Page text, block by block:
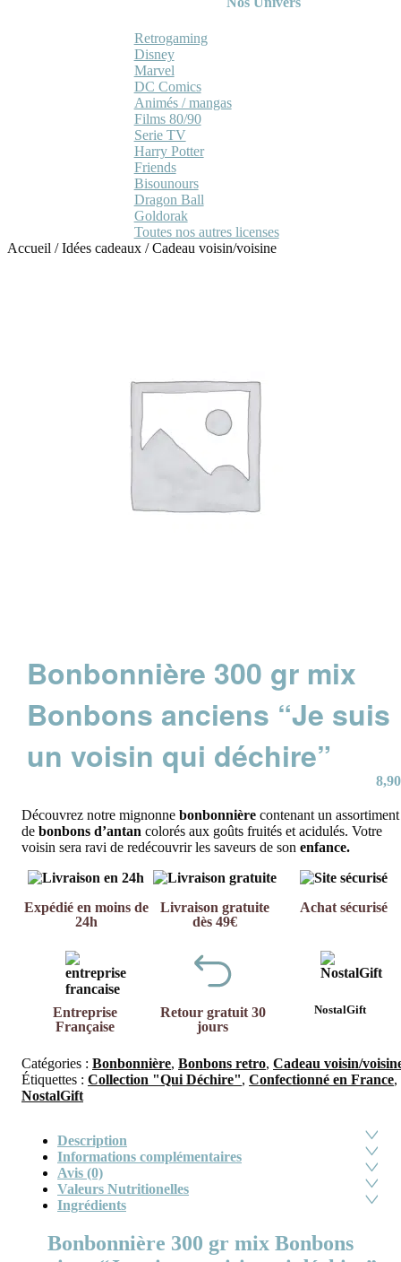
Retrogaming
Disney
Marvel
DC Comics
Animés / mangas
Films 80/90
Serie TV
Harry Potter
Friends
Bisounours
Dragon Ball
Goldorak
Toutes nos autres licenses
Accueil /Idées cadeaux /Cadeau voisin/voisine
Bonbonnière 300 gr mix
Bonbons anciens “Je suis
un voisin qui déchire”
8,90
Découvrez notre mignonne bonbonnière contenant un assortiment
de bonbons d’antan colorés aux goûts fruités et acidulés. Votre
voisin sera ravi de redécouvrir les saveurs de son enfance.
Expédié en moins de
24h
Livraison gratuite
dès 49€
Achat sécurisé
Entreprise
Française
Retour gratuit 30
jours
NostalGift
Catégories : Bonbonnière, Bonbons retro, Cadeau voisin/
Étiquettes : Collection "Qui Déchire", Confectionné en France,
NostalGift
Description
Informations complémentaires
Avis (0)
Valeurs Nutritionelles
Ingrédients
Bonbonnière 300 gr mix Bonbons